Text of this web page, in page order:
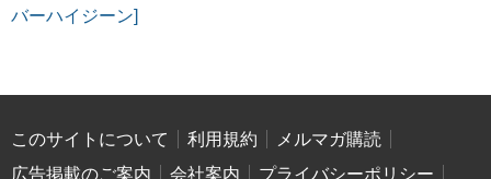
バーハイジーン]
このサイトについて 利用規約
メルマガ購読
広告掲載のご案内
会社案内
プライバシーポリシー